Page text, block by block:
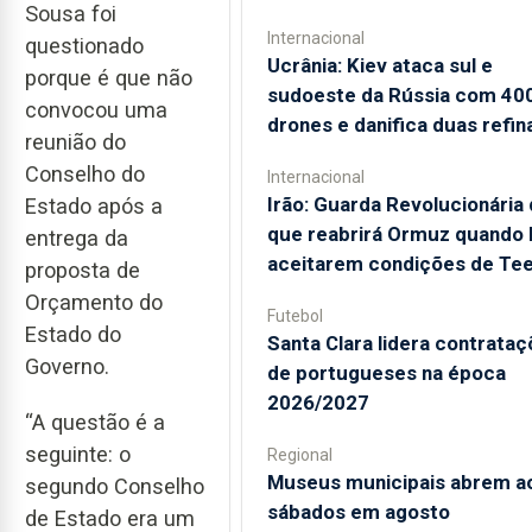
Sousa foi
questionado
porque é que não
convocou uma
reunião do
Conselho do
Estado após a
entrega da
proposta de
Orçamento do
Estado do
Governo.
“A questão é a
seguinte: o
segundo Conselho
de Estado era um
Internacional
Ucrânia: Kiev ataca sul e
sudoeste da Rússia com
drones e danifica duas
Internacional
Irão: Guarda Revolucionária
que reabrirá Ormuz quando
aceitarem condições de
Futebol
Santa Clara lidera
de portugueses na época
2026/2027
Regional
Museus municipais abrem
sábados em agosto